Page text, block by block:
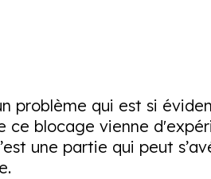
problème qui est si
ce blocage vienne
une partie qui peut